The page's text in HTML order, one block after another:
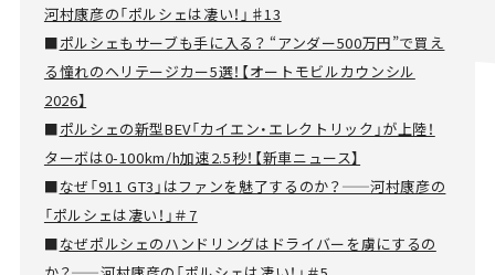
河村康彦の「ポルシェは凄い！」♯13
■ポルシェもサーブも手に入る？ “アンダー500万円”で買え
る憧れのヘリテージカー5選！【オートモビルカウンシル
2026】
■ポルシェの新型BEV「カイエン・エレクトリック」が上陸！
ターボは0-100km/h加速2.5秒！【新車ニュース】
■なぜ「911 GT3」はファンを魅了するのか？——河村康彦の
「ポルシェは凄い！」＃7
■なぜポルシェのハンドリングはドライバーを虜にするの